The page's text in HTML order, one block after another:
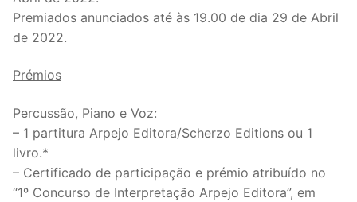
Premiados anunciados até às 19.00 de dia 29 de Abril
de 2022.
Prémios
Percussão, Piano e Voz:
– 1 partitura Arpejo Editora/Scherzo Editions ou 1
livro.*
– Certificado de participação e prémio atribuído no
“1º Concurso de Interpretação Arpejo Editora”, em